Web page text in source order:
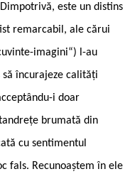
este un distins
remarcabil, ale cărui
imagini“) l-au
să încurajeze calități
i doar
brumată din
cu sentimentul
fals. Recunoaștem în ele